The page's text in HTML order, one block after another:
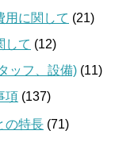
用に関して (21)
して (12)
ッフ、設備) (11)
項 (137)
の特長 (71)